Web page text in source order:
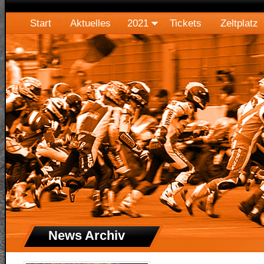
Start Aktuelles 2021 Tickets Zeltplatz
News Archiv